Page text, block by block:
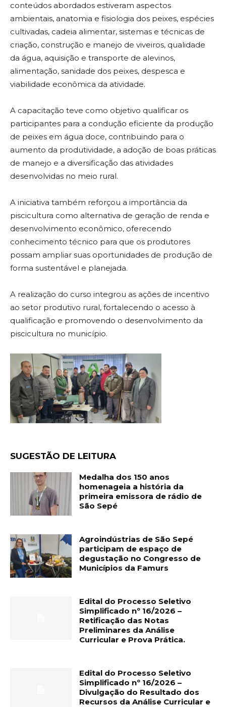
conteúdos abordados estiveram aspectos
ambientais, anatomia e fisiologia dos peixes, espécies
cultivadas, cadeia alimentar, sistemas e técnicas de
criação, construção e manejo de viveiros, qualidade
da água, aquisição e transporte de alevinos,
alimentação, sanidade dos peixes, despesca e
viabilidade econômica da atividade.
A capacitação teve como objetivo qualificar os
participantes para a condução eficiente da produção
de peixes em água doce, contribuindo para o
aumento da produtividade, a adoção de boas práticas
de manejo e a diversificação das atividades
desenvolvidas no meio rural.
A iniciativa também reforçou a importância da
piscicultura como alternativa de geração de renda e
desenvolvimento econômico, oferecendo
conhecimento técnico para que os produtores
possam ampliar suas oportunidades de produção de
forma sustentável e planejada.
A realização do curso integrou as ações de incentivo
ao setor produtivo rural, fortalecendo o acesso à
qualificação e promovendo o desenvolvimento da
piscicultura no município.
SUGESTÃO DE LEITURA
Medalha dos 150 anos
homenageia a história da
primeira emissora de rádio de
São Sepé
Agroindústrias de São Sepé
participam de espaço de
degustação no Congresso de
Municípios da Famurs
Edital do Processo Seletivo
Simplificado nº 16/2026 –
Retificação das Notas
Preliminares da Análise
Curricular e Prova Prática.
Edital do Processo Seletivo
Simplificado nº 16/2026 –
Divulgação do Resultado dos
Recursos da Análise Curricular e